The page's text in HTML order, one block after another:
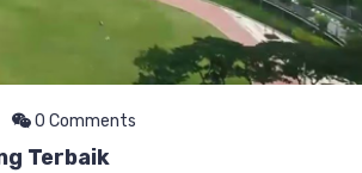
0 Comments
Terbaik